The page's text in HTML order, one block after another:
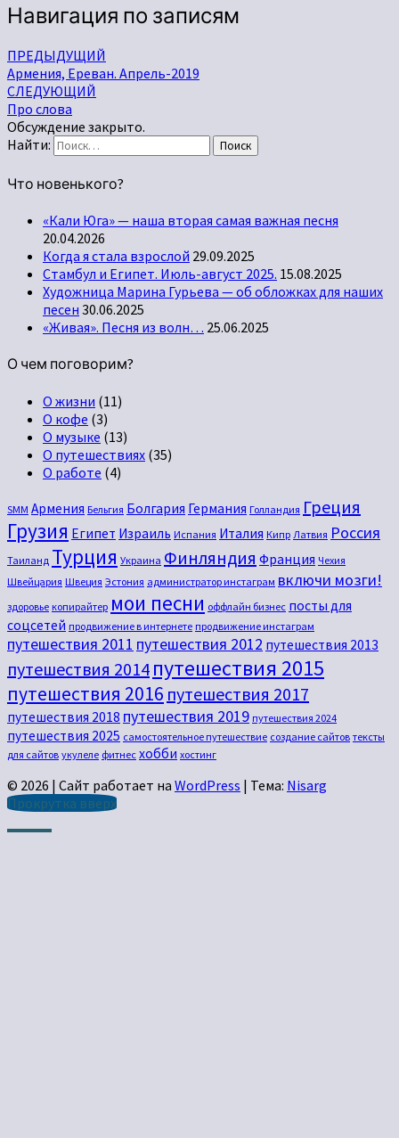
Навигация по записям
ПРЕДЫДУЩИЙ
Армения, Ереван. Апрель-2019
СЛЕДУЮЩИЙ
Про слова
Обсуждение закрыто.
Найти:
Поиск
Что новенького?
«Кали Юга» — наша вторая самая важная песня
20.04.2026
Когда я стала взрослой 29.09.2025
Стамбул и Египет. Июль-август 2025. 15.08.2025
Художница Марина Гурьева — об обложках для наших
песен 30.06.2025
«Живая». Песня из волн… 25.06.2025
О чем поговорим?
О жизни (11)
О кофе (3)
О музыке (13)
О путешествиях (35)
О работе (4)
SMM Армения Бельгия Болгария Германия Голландия Греция
Грузия Египет Израиль Испания Италия Кипр Латвия Россия
Таиланд Турция Украина Финляндия Франция Чехия
Швейцария Швеция Эстония администратор инстаграм включи мозги!
здоровье копирайтер мои песни оффлайн бизнес посты для
соцсетей продвижение в интернете продвижение инстаграм
путешествия 2011 путешествия 2012 путешествия 2013
путешествия 2014 путешествия 2015
путешествия 2016 путешествия 2017
путешествия 2018 путешествия 2019 путешествия 2024
путешествия 2025 самостоятельное путешествие создание сайтов тексты
для сайтов укулеле фитнес хобби хостинг
© 2026 | Сайт работает на WordPress | Тема: Nisarg
Прокрутка вверх